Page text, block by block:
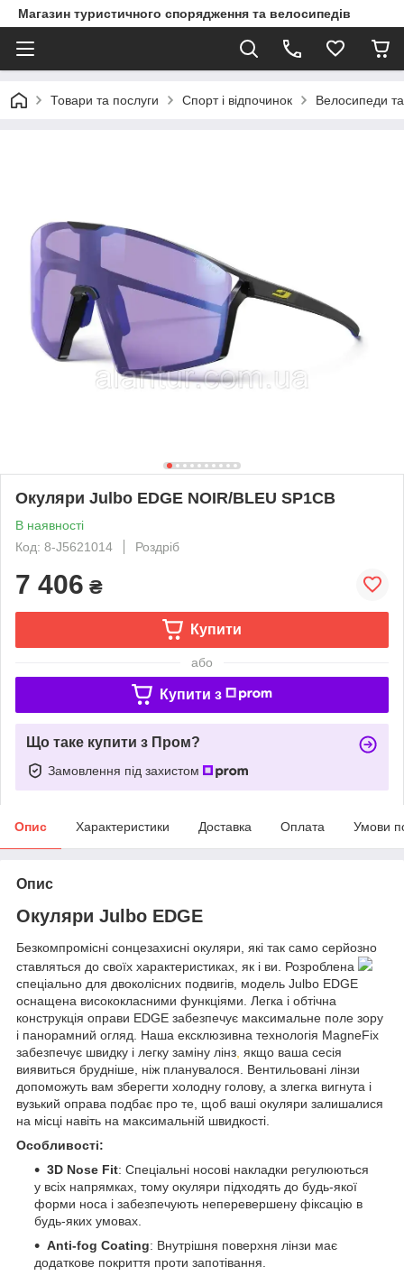
Магазин туристичного спорядження та велосипедів
Товари та послуги Спорт і відпочинок Велосипеди
Окуляри Julbo EDGE NOIR/BLEU SP1CB
В наявності
Код: 8-J5621014
Роздріб
7 406 ₴
Купити
або
Купити з
Що таке купити з Пром?
Замовлення під захистом
Опис Характеристики Доставка Оплата Умови
Опис
Окуляри Julbo EDGE
Безкомпромісні сонцезахисні окуляри, які так само серйозно
ставляться до своїх характеристиках, як і ви. Розроблена
спеціально для двоколісних подвигів, модель Julbo EDGE
оснащена висококласними функціями. Легка і обтічна
конструкція оправи EDGE забезпечує максимальне поле зору
і панорамний огляд. Наша ексклюзивна технологія MagneFix
забезпечує швидку і легку заміну лінз, якщо ваша сесія
виявиться брудніше, ніж планувалося. Вентильовані лінзи
допоможуть вам зберегти холодну голову, а злегка вигнута і
вузький оправа подбає про те, щоб ваші окуляри залишалися
на місці навіть на максимальній швидкості.
Особливості:
3D Nose Fit: Спеціальні носові накладки регулюються
у всіх напрямках, тому окуляри підходять до будь-якої
форми носа і забезпечують неперевершену фіксацію в
будь-яких умовах.
Anti-fog Coating: Внутрішня поверхня лінзи має
додаткове покриття проти запотівання.